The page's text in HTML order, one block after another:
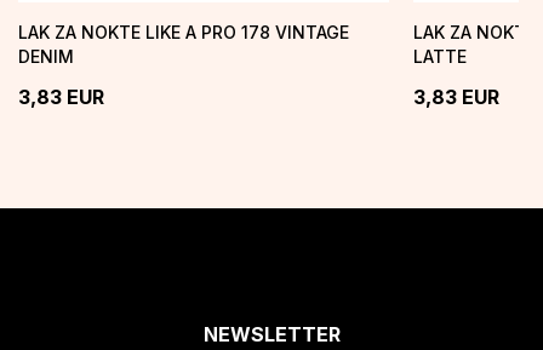
LAK ZA NOKTE LIKE A PRO 178 VINTAGE
DENIM
3,83 EUR
LAK ZA NOKTE
LATTE
3,83 EUR
NEWSLETTER